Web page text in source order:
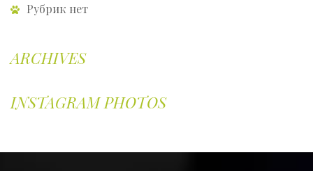
Рубрик нет
ARCHIVES
INSTAGRAM PHOTOS